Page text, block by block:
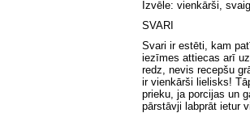
Izvēle: vienkārši,
SVARI
Svari ir estēti, kam
iezīmes attiecas arī
redz, nevis recepšu
ir vienkārši lielisks!
prieku, ja porcijas un
pārstāvji labprāt ietur